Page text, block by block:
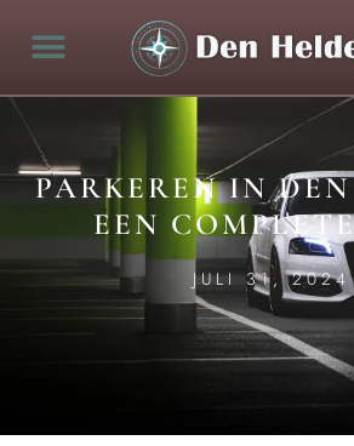
PARKEREN IN
EEN
JULI 31, 2024